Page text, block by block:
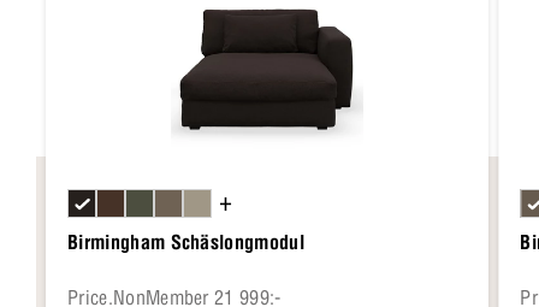
Birmingham Schäslongmodul
Price.NonMember 21 999:-
+